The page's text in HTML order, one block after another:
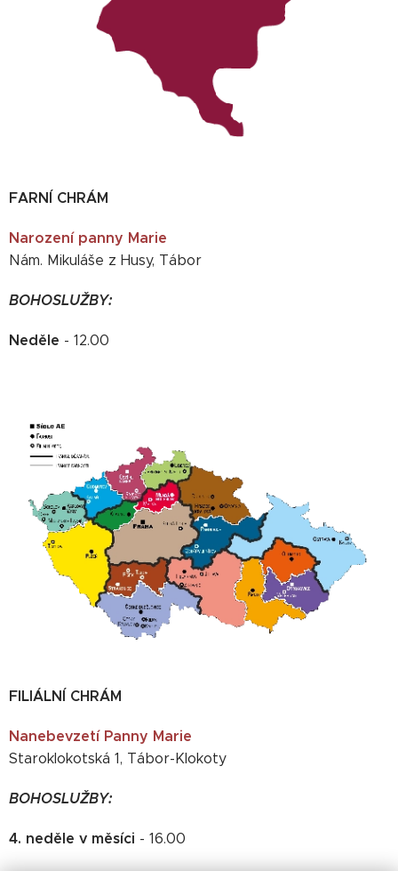
FARNÍ CHRÁM
Narození panny Marie
Nám. Mikuláše z Husy, Tábor
BOHOSLUŽBY:
Neděle - 12.00
FILIÁLNÍ CHRÁM
Nanebevzetí Panny Marie
Staroklokotská 1, Tábor-Klokoty
BOHOSLUŽBY:
4. neděle v měsíci - 16.00